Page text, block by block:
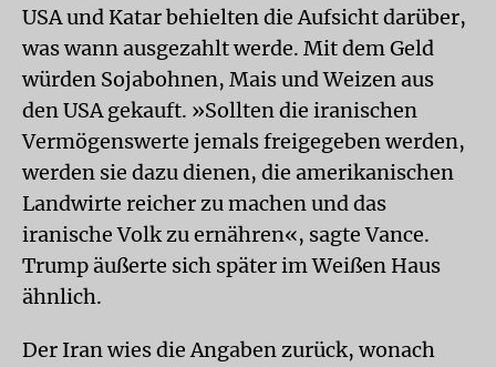
USA und Katar behielten die Aufsicht darüber,
was wann ausgezahlt werde. Mit dem Geld
würden Sojabohnen, Mais und Weizen aus
den USA gekauft. »Sollten die iranischen
Vermögenswerte jemals freigegeben werden,
werden sie dazu dienen, die amerikanischen
Landwirte reicher zu machen und das
iranische Volk zu ernähren«, sagte Vance.
Trump äußerte sich später im Weißen Haus
ähnlich.
Der Iran wies die Angaben zurück, wonach